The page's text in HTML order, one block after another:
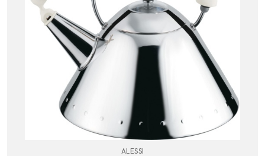
ALESSI